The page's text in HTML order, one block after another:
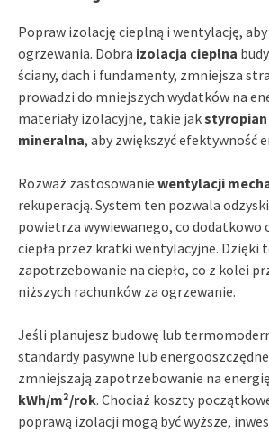
Popraw izolację cieplną i wentylację,
ogrzewania. Dobra izolacja cieplna
ściany, dach i fundamenty, zmniejsza
prowadzi do mniejszych wydatków na
materiały izolacyjne, takie jakstyropian
mineralna, aby zwiększyć efektywność
Rozważ zastosowanie wentylacji
rekuperacją. System ten pozwala
powietrza wywiewanego, co dodatkowo
ciepła przez kratki wentylacyjne. Dzięki
zapotrzebowanie na ciepło, co z kolei
niższych rachunków za ogrzewanie.
Jeśli planujesz budowę lub
standardy pasywne lub
zmniejszają zapotrzebowanie na
kWh/m²/rok. Chociaż koszty
poprawą izolacji mogą być wyższe,